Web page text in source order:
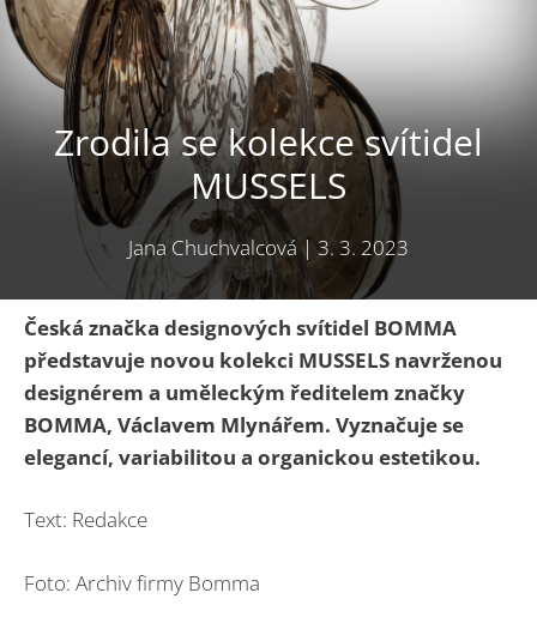
Zrodila se kolekce svítidel
MUSSELS
Jana Chuchvalcová| 3. 3. 2023
Česká značka designových svítidel BOMMA
představuje novou kolekci MUSSELS navrženou
designérem a uměleckým ředitelem značky
BOMMA, Václavem Mlynářem. Vyznačuje se
elegancí, variabilitou a organickou estetikou.
Text: Redakce
Foto: Archiv firmy Bomma